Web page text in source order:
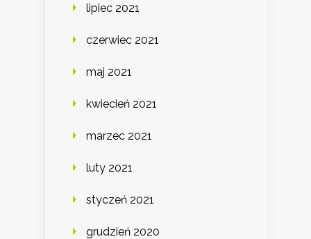
lipiec 2021
czerwiec 2021
maj 2021
kwiecień 2021
marzec 2021
luty 2021
styczeń 2021
grudzień 2020